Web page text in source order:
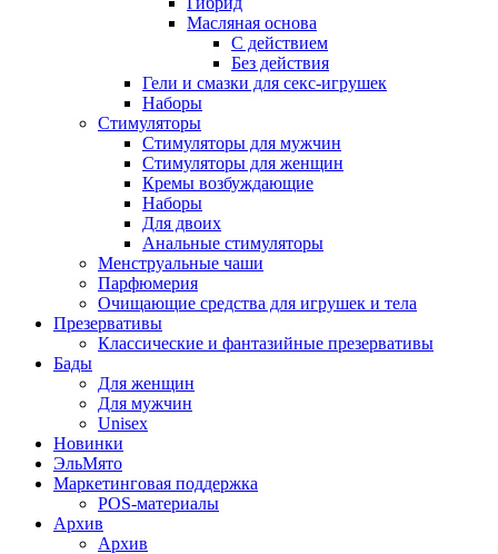
Масляная основа
С действием
Без действия
Гели и смазки для секс-игрушек
Наборы
Стимуляторы
Стимуляторы для мужчин
Стимуляторы для женщин
Кремы возбуждающие
Наборы
Для двоих
Анальные стимуляторы
Менструальные чаши
Парфюмерия
Очищающие средства для игрушек и тела
Презервативы
Классические и фантазийные презервативы
Бады
Для женщин
Для мужчин
Unisex
Новинки
ЭльМято
Маркетинговая поддержка
POS-материалы
Архив
Архив